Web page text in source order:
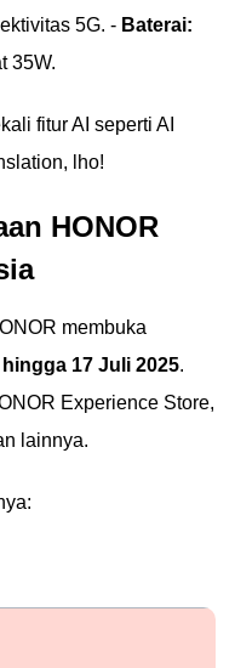
5G. - Baterai:
35W.
fitur AI seperti AI
lho!
HONOR
membuka
hingga 17 Juli 2025.
Experience Store,
lainnya.